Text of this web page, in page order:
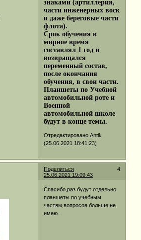
знаками (артиллерия,
части инженерных воск
и даже береговые части
флота).
Срок обучения в
мирное время
составлял 1 год и
возвращался
переменный состав,
после окончания
обучения, в свои части.
Планшеты по Учебной
автомобильной роте и
Военной
автомобильной школе
будут в конце темы.
Отредактировано Antik
(25.06.2021 18:41:23)
Поделиться
4
25.06.2021 19:09:43
Спасибо,раз будут отдельно
планшеты по учебным
частям,вопросов больше не
имею.